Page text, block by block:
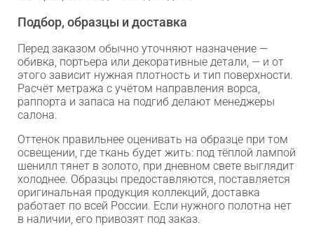
Подбор, образцы и доставка
Перед заказом обычно уточняют назначение —
обивка, портьера или декоративные детали, — и от
этого зависит нужная плотность и тип поверхности.
Расчёт метража с учётом направления ворса,
раппорта и запаса на подгиб делают менеджеры
салона.
Оттенок правильнее оценивать на образце при том
освещении, где ткань будет жить: под тёплой лампой
шенилл тянет в золото, при дневном свете выглядит
холоднее. Образцы предоставляются, поставляется
оригинальная продукция коллекций, доставка
работает по всей России. Если нужного полотна нет
в наличии, его привозят под заказ.